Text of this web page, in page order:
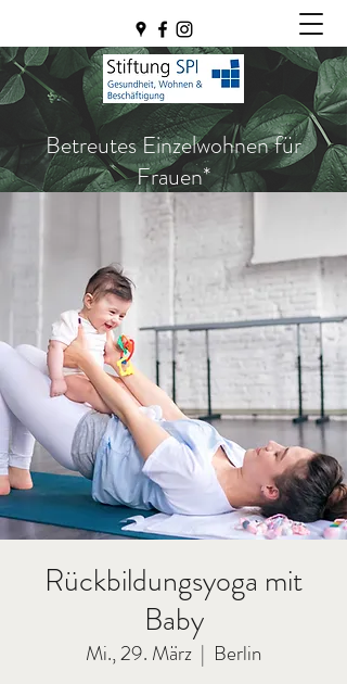
Betreutes Einzelwohnen für
Frauen*
Rückbildungsyoga mit
Baby
Mi., 29. März
  |
Berlin